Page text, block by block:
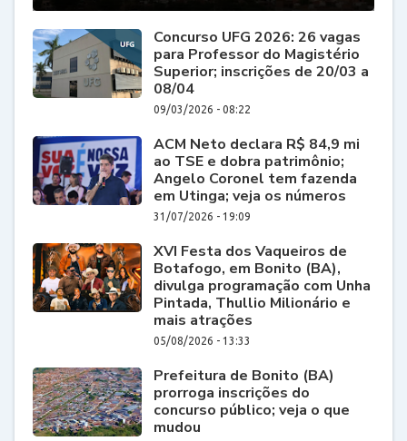
Concurso UFG 2026: 26 vagas
para Professor do Magistério
Superior; inscrições de 20/03 a
08/04
09/03/2026 - 08:22
ACM Neto declara R$ 84,9 mi
ao TSE e dobra patrimônio;
Angelo Coronel tem fazenda
em Utinga; veja os números
31/07/2026 - 19:09
XVI Festa dos Vaqueiros de
Botafogo, em Bonito (BA),
divulga programação com Unha
Pintada, Thullio Milionário e
mais atrações
05/08/2026 - 13:33
Prefeitura de Bonito (BA)
prorroga inscrições do
concurso público; veja o que
mudou